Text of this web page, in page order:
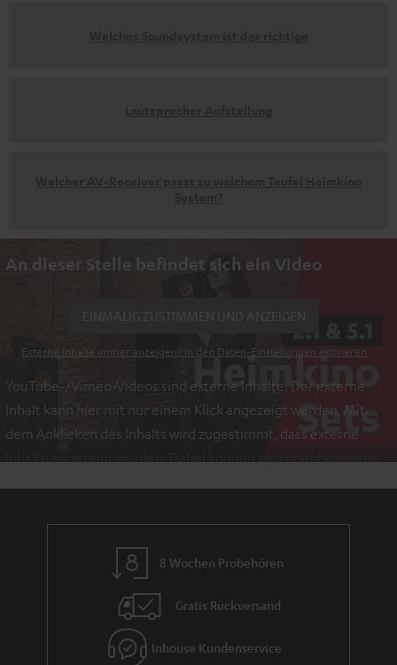
An dieser Stelle befindet sich ein Video
Externe Inhalte immer anzeigen? In den Daten‑Einstellungen aktivieren
YouTube-/Vimeo-Videos sind externe Inhalte. Der externe
Inhalt kann hier mit nur einem Klick angezeigt werden. Mit
dem Anklicken des Inhalts wird zugestimmt, dass externe
Inhalte angezeigt werden. Dabei können personenbezogene
.
8 Wochen Probehören
Gratis Rückversand
Inhouse Kundenservice